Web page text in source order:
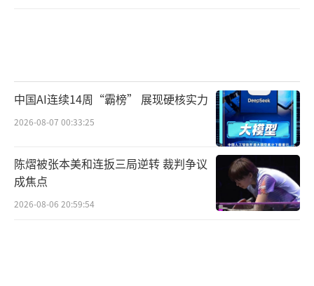
中国AI连续14周“霸榜” 展现硬核实力
2026-08-07 00:33:25
陈熠被张本美和连扳三局逆转 裁判争议
成焦点
2026-08-06 20:59:54